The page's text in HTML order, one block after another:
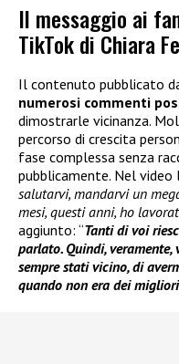
Il messaggio ai
TikTok di Chiara
Il contenuto pubblicato
numerosi commenti
dimostrarle vicinanza.
percorso di crescita
fase complessa senza
pubblicamente. Nel video
salutarvi, mandarvi un
mesi, questi anni, ho
aggiunto: “Tanti di voi
parlato. Quindi,
sempre stati vicino, di
quando non era dei